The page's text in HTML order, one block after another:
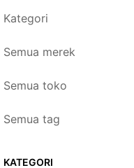
Kategori
Semua merek
Semua toko
Semua tag
KATEGORI